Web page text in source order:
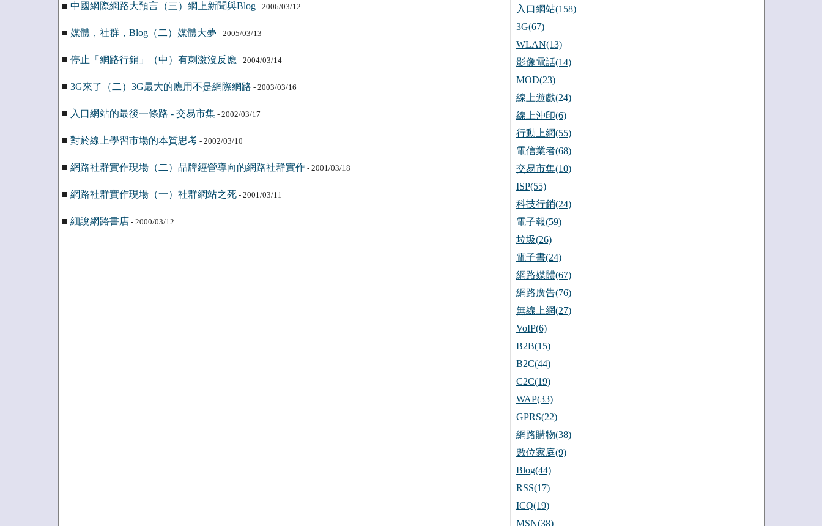
■ 中國網際網路大預言（三）網上新聞與Blog- 2006/03/12
■ 媒體，社群，Blog（二）媒體大夢 - 2005/03/13
■ 停止「網路行銷」（中）有刺激沒反應 - 2004/03/14
■ 3G來了（二）3G最大的應用不是網際網路 - 2003/03/16
■ 入口網站的最後一條路 - 交易市集- 2002/03/17
■ 對於線上學習市場的本質思考- 2002/03/10
■ 網路社群實作現場（二）品牌經營導向的網路社群實作- 2001/03/18
■ 網路社群實作現場（一）社群網站之死- 2001/03/11
■ 細說網路書店 - 2000/03/12
入口網站(158)
3G(67)
WLAN(13)
影像電話(14)
MOD(23)
線上遊戲(24)
線上沖印(6)
行動上網(55)
電信業者(68)
交易市集(10)
ISP(55)
科技行銷(24)
電子報(59)
垃圾(26)
電子書(24)
網路媒體(67)
網路廣告(76)
無線上網(27)
VoIP(6)
B2B(15)
B2C(44)
C2C(19)
WAP(33)
GPRS(22)
網路購物(38)
數位家庭(9)
Blog(44)
RSS(17)
ICQ(19)
MSN(38)